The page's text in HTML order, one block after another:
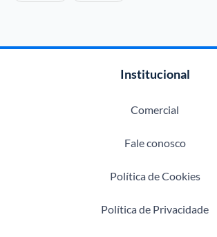
Institucional
Comercial
Fale conosco
Política de Cookies
Política de Privacidade